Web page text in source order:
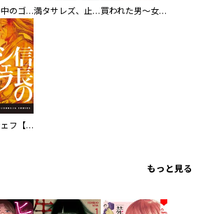
現代史の中のゴルゴ13 満タサレズ、止メラレズ 買われた男～女性限定快感セラピスト～【描き下ろしおまけ付き特装版】
信長のシェフ【単話版】
もっと見る